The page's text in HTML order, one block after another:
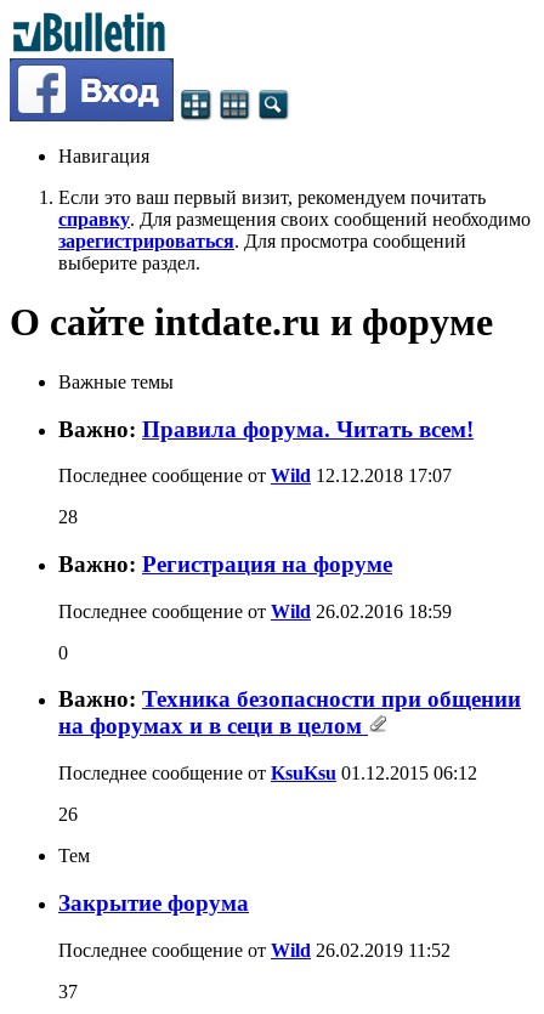
Навигация
Если это ваш первый визит, рекомендуем почитать
справку. Для размещения своих сообщений необходимо
зарегистрироваться. Для просмотра сообщений
выберите раздел.
О сайте intdate.ru и форуме
Важные темы
Важно: Правила форума. Читать всем!
Последнее сообщение от Wild 12.12.2018 17:07
28
Важно: Регистрация на форуме
Последнее сообщение от Wild 26.02.2016 18:59
0
Важно: Техника безопасности при общении
на форумах и в сеци в целом
Последнее сообщение от KsuKsu 01.12.2015 06:12
26
Тем
Закрытие форума
Последнее сообщение от Wild 26.02.2019 11:52
37